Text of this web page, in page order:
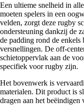
Een ultieme snelheid in
moeten spelers in een
velden, zorgt deze rugby
ondersteuning dankzij de
de padding rond de
versnellingen. De off-
schietoppervlak aan de
specifiek voor rugby zijn.
Het bovenwerk is
materialen. Dit product is
dragen aan het beëindigen